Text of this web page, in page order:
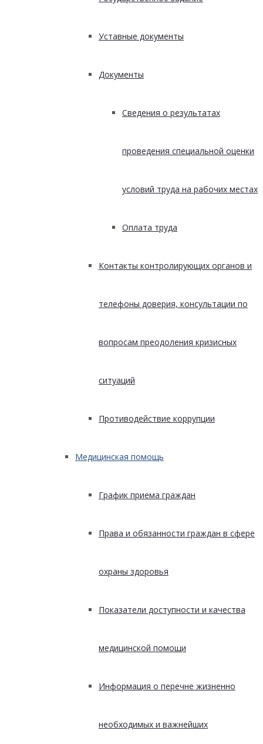
Уставные документы
Документы
Сведения о результатах
проведения специальной оценки
условий труда на рабочих местах
Оплата труда
Контакты контролирующих органов и
телефоны доверия, консультации по
вопросам преодоления кризисных
ситуаций
Противодействие коррупции
Медицинская помощь
График приема граждан
Права и обязанности граждан в сфере
охраны здоровья
Показатели доступности и качества
медицинской помощи
Информация о перечне жизненно
необходимых и важнейших